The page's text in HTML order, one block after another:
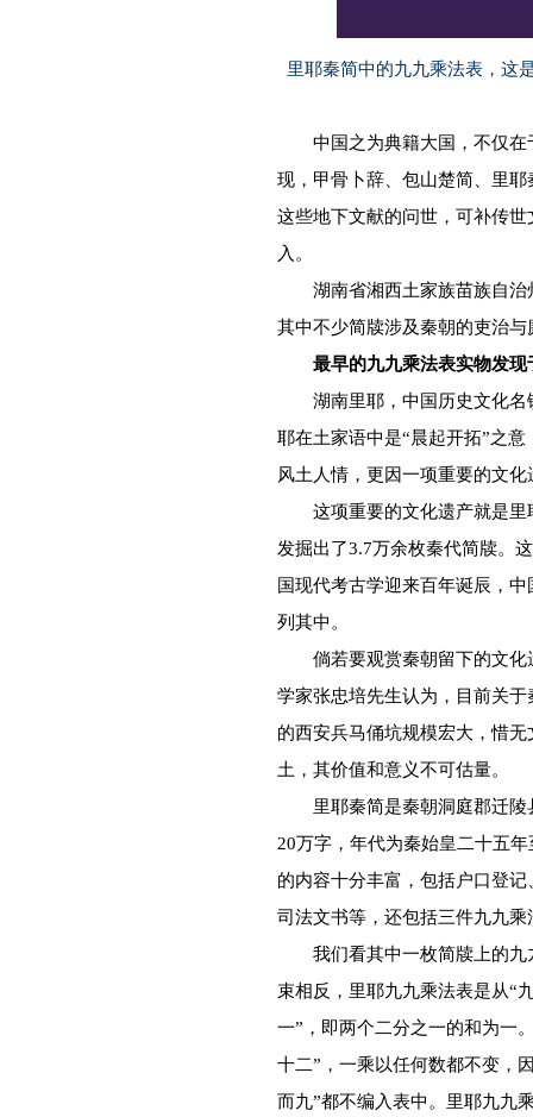
里耶秦简中的九九乘法表，这
中国之为典籍大国，不仅在
现，甲骨卜辞、包山楚简、里
这些地下文献的问世，可补传
入。
湖南省湘西土家族苗族自治
其中不少简牍涉及秦朝的吏治
最早的九九乘法表实物发现
湖南里耶，中国历史文化名
耶在土家语中是“晨起开拓”之
风土人情，更因一项重要的文
这项重要的文化遗产就是里
发掘出了3.7万余枚秦代简牍。
国现代考古学迎来百年诞辰，
列其中。
倘若要观赏秦朝留下的文化
学家张忠培先生认为，目前关
的西安兵马俑坑规模宏大，惜
土，其价值和意义不可估量。
里耶秦简是秦朝洞庭郡迁陵
20万字，年代为秦始皇二十五
的内容十分丰富，包括户口登
司法文书等，还包括三件九九乘
我们看其中一枚简牍上的九
束相反，里耶九九乘法表是从“
一”，即两个二分之一的和为一
十二”，一乘以任何数都不变，
而九”都不编入表中。里耶九九